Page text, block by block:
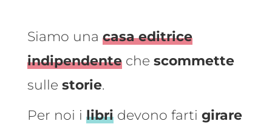
Siamo una casa editrice
indipendenteche scommette
sulle storie.
Per noi i libridevono farti girare